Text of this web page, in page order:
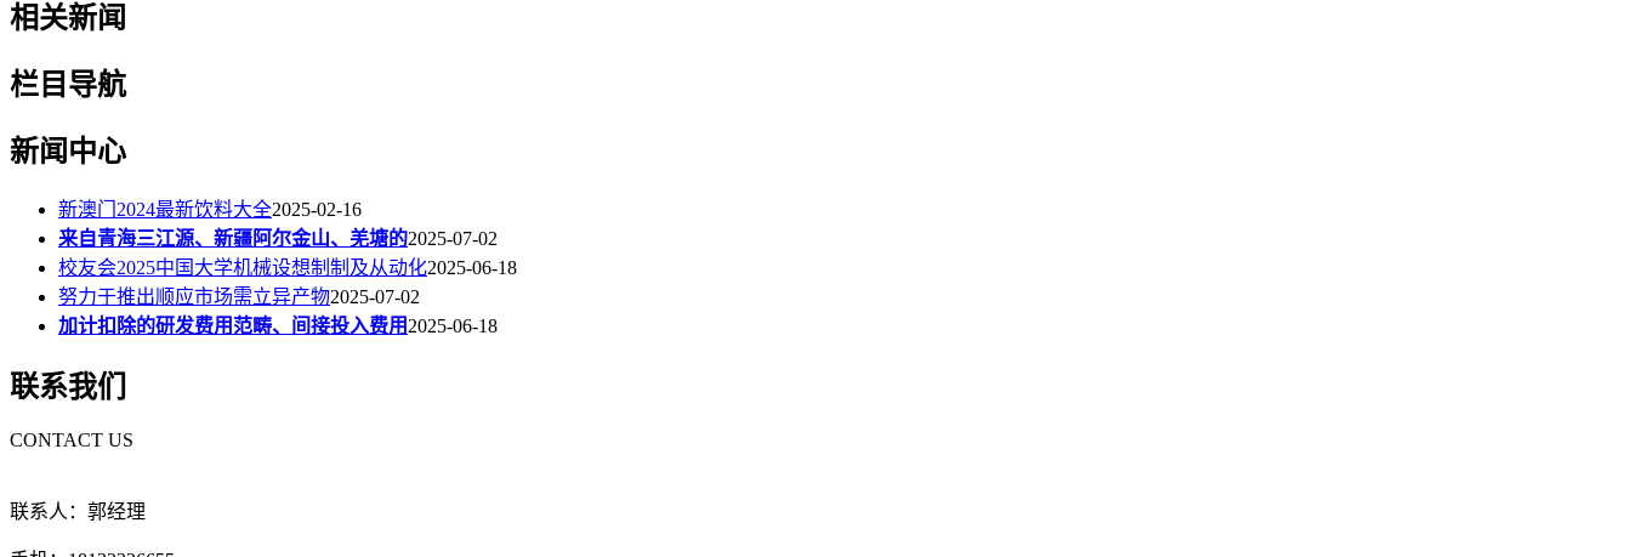
相关新闻
栏目导航
新闻中心
新澳门2024最新饮料大全2025-02-16
来自青海三江源、新疆阿尔金山、羌塘的2025-07-02
校友会2025中国大学机械设想制制及从动化2025-06-18
努力于推出顺应市场需立异产物2025-07-02
加计扣除的研发费用范畴、间接投入费用2025-06-18
联系我们
CONTACT US
联系人：郭经理